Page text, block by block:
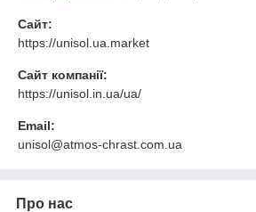
Сайт:
https://unisol.ua.market
Сайт компанії:
https://unisol.in.ua/ua/
Email:
unisol@atmos-chrast.com.ua
Про нас